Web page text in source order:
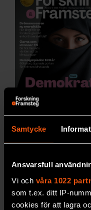
Samtycke
Ansvarsfull
Vi och våra 1022
som t.ex. ditt IP-
cookies för att lagra